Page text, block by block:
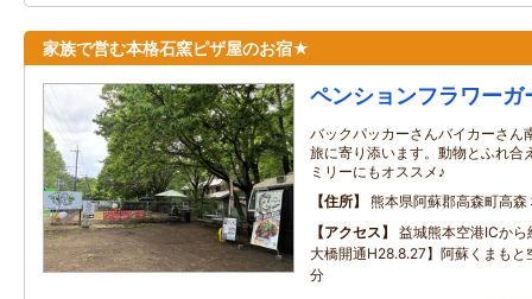
家族で営む本格石窯ピザ屋のお宿★
ペンションフラワーガ
バックパッカーさんバイカーさん
旅に寄り添います。動物とふれ合
ミリーにもオススメ♪
住所
熊本県阿蘇郡高森町高森
アクセス
益城熊本空港IC
大橋開通H28.8.27】阿蘇くまも
分